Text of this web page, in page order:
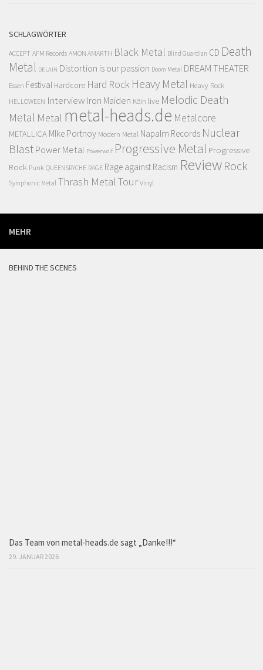
SCHLAGWÖRTER
ACCEPT AFM Records AMON AMARTH Black Metal Blind Guardian CD Death
Metal DELAIN Distortion is our passion Doom Metal DREAM THEATER
Essen Festival Hardcore Hard Rock Heavy Metal Heavy Rock
HELLOWEEN Interview Iron Maiden Köln live Melodic Death
Metal Metal metal-heads.de Metalcore
METALLICA MIke Portnoy Modern Metal Napalm Records Nuclear
Blast Power Metal Powerwolf Progressive Metal Progressive
Rock Punk QUEENSRYCHE RAGE Rage against Racism Review Rock
Symphonic Metal Thrash MetalTour Vinyl
MEHR
BEHIND THE SCENES
Das Team von metal-heads.de sagt „Danke!!!“
29. JANUAR 2026